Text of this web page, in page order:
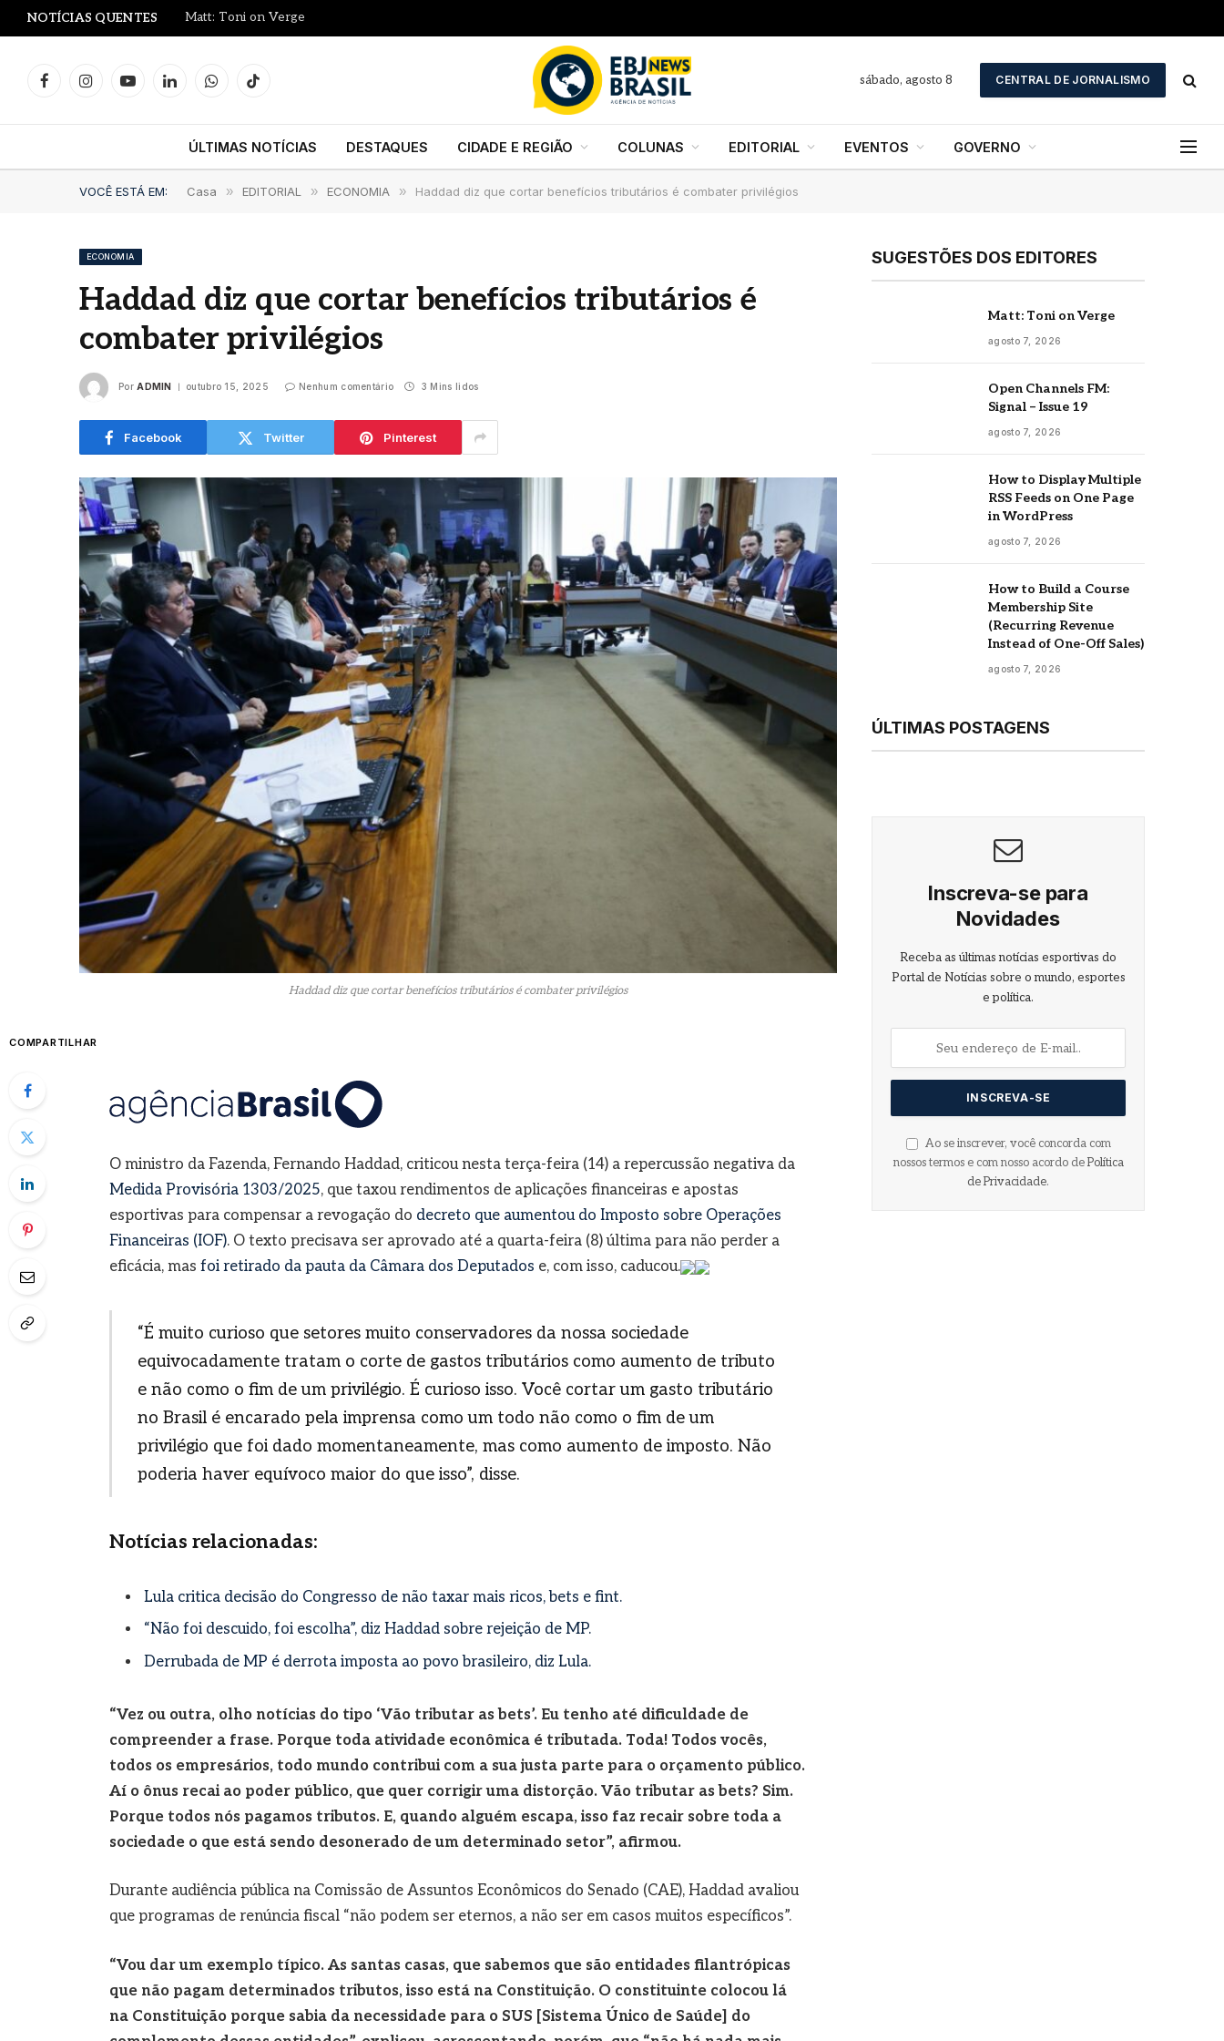
NOTÍCIAS QUENTES Matt: Toni on Verge
FacebookInstagramYouTubeLinkedInWhatsAppTikTok
sábado, agosto 8 CENTRAL DE JORNALISMO
ÚLTIMAS NOTÍCIAS DESTAQUES CIDADE E REGIÃO COLUNAS EDITORIAL EVENTOS GOVERNO
VOCÊ ESTÁ EM: Casa » EDITORIAL » ECONOMIA » Haddad diz que cortar benefícios tributários é combater privilégios
ECONOMIA
Haddad diz que cortar benefícios tributários é
combater privilégios
Por ADMIN outubro 15, 2025 Nenhum comentário 3 Mins lidos
Facebook Twitter Pinterest
Haddad diz que cortar benefícios tributários é combater privilégios
COMPARTILHAR
O ministro da Fazenda, Fernando Haddad, criticou nesta terça-feira (14) a repercussão negativa da
Medida Provisória 1303/2025, que taxou rendimentos de aplicações financeiras e apostas
esportivas para compensar a revogação do decreto que aumentou do Imposto sobre Operações
Financeiras (IOF). O texto precisava ser aprovado até a quarta-feira (8) última para não perder a
eficácia, mas foi retirado da pauta da Câmara dos Deputados e, com isso, caducou.
“É muito curioso que setores muito conservadores da nossa sociedade
equivocadamente tratam o corte de gastos tributários como aumento de tributo
e não como o fim de um privilégio. É curioso isso. Você cortar um gasto tributário
no Brasil é encarado pela imprensa como um todo não como o fim de um
privilégio que foi dado momentaneamente, mas como aumento de imposto. Não
poderia haver equívoco maior do que isso”, disse.
Notícias relacionadas:
Lula critica decisão do Congresso de não taxar mais ricos, bets e fint.
“Não foi descuido, foi escolha”, diz Haddad sobre rejeição de MP.
Derrubada de MP é derrota imposta ao povo brasileiro, diz Lula.
“Vez ou outra, olho notícias do tipo ‘Vão tributar as bets’. Eu tenho até dificuldade de
compreender a frase. Porque toda atividade econômica é tributada. Toda! Todos vocês,
todos os empresários, todo mundo contribui com a sua justa parte para o orçamento público.
Aí o ônus recai ao poder público, que quer corrigir uma distorção. Vão tributar as bets? Sim.
Porque todos nós pagamos tributos. E, quando alguém escapa, isso faz recair sobre toda a
sociedade o que está sendo desonerado de um determinado setor”, afirmou.
Durante audiência pública na Comissão de Assuntos Econômicos do Senado (CAE), Haddad avaliou
que programas de renúncia fiscal “não podem ser eternos, a não ser em casos muitos específicos”.
“Vou dar um exemplo típico. As santas casas, que sabemos que são entidades filantrópicas
que não pagam determinados tributos, isso está na Constituição. O constituinte colocou lá
na Constituição porque sabia da necessidade para o SUS [Sistema Único de Saúde] do
SUGESTÕES DOS EDITORES
Matt: Toni on Verge
agosto 7, 2026
Open Channels FM:
Signal – Issue 19
agosto 7, 2026
How to Display Multiple
RSS Feeds on One Page
in WordPress
agosto 7, 2026
How to Build a Course
Membership Site
(Recurring Revenue
Instead of One-Off Sales)
agosto 7, 2026
ÚLTIMAS POSTAGENS
Inscreva-se para
Novidades
Receba as últimas notícias esportivas do
Portal de Notícias sobre o mundo, esportes
e política.
Ao se inscrever, você concorda com
nossos termos e com nosso acordo de Política
de Privacidade.